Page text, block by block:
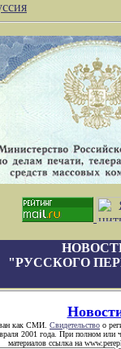
"РУССКОГО
как СМИ. Свидетельство о
2001 года. При полном или
материалов ссылка на